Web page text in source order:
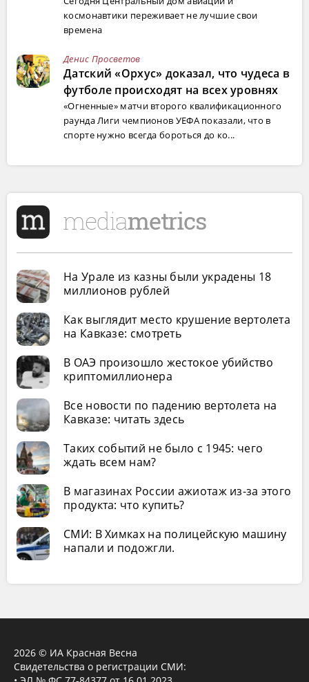
космонавтики переживает не лучшие свои
времена
Денис Просветов
Датский «Орхус» доказал, что чудеса в
футболе происходят на всех уровнях
«Огненные» матчи второго квалификационного
раунда Лиги чемпионов УЕФА показали, что в
спорте нужно всегда бороться до ко...
На Урале из казны были украдены 18
миллионов рублей
Как выглядит место крушение вертолета
на Кавказе: смотреть
В ОАЭ произошло жестокое убийство
криптомиллионера
Все новости по падению вертолета на
Кавказе: читать здесь
Таких событий не было с 1945: чего
ждать всем нам?
В магазинах России ажиотаж из-за этого
продукта: что купить?
СМИ: В Химках на полицейскую машину
напали и подожгли.
2026 © ИА Красная Весна
Свидетельства о регистрации СМИ: